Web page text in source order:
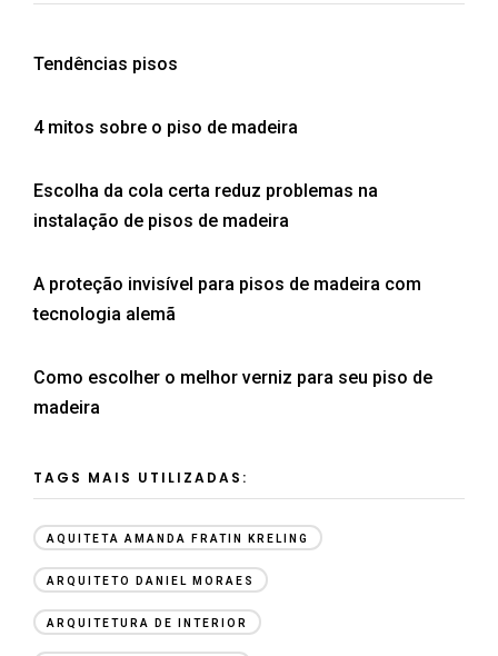
Tendências pisos
4 mitos sobre o piso de madeira
Escolha da cola certa reduz problemas na
instalação de pisos de madeira
A proteção invisível para pisos de madeira com
tecnologia alemã
Como escolher o melhor verniz para seu piso de
madeira
TAGS MAIS UTILIZADAS:
AQUITETA AMANDA FRATIN KRELING
ARQUITETO DANIEL MORAES
ARQUITETURA DE INTERIOR